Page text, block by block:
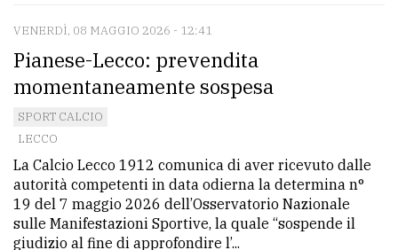
VENERDÌ, 08 MAGGIO 2026 - 12:41
Pianese-Lecco: prevendita
momentaneamente sospesa
SPORT CALCIO
LECCO
La Calcio Lecco 1912 comunica di aver ricevuto dalle
autorità competenti in data odierna la determina n°
19 del 7 maggio 2026 dell’Osservatorio Nazionale
sulle Manifestazioni Sportive, la quale “sospende il
giudizio al fine di approfondire l’...